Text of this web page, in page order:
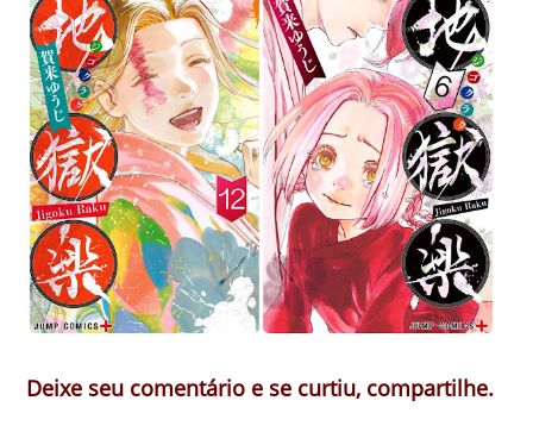
Deixe seu comentário e se curtiu, compartilhe.